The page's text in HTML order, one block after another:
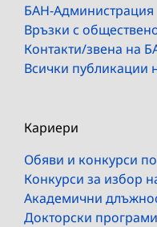
БАН-Администрация
Връзки с
Контакти/звена на
Всички публикации
Кариери
Обяви и конкурси
Конкурси за избор
Академични
Докторски програми